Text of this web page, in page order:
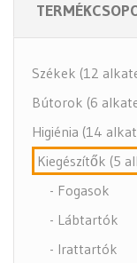
Székek (12
Bútorok (6
Higiénia (14
Kiegészítők (5
- Fogasok
- Lábtartók
- Irattartók